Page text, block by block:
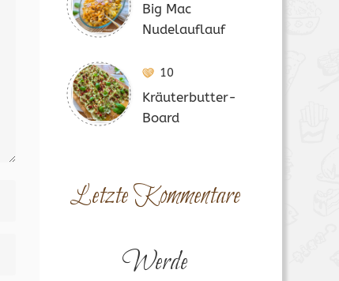
Big Mac
Nudelauflauf
10
Kräuterbutter-
Board
Letzte Kommentare
Werde